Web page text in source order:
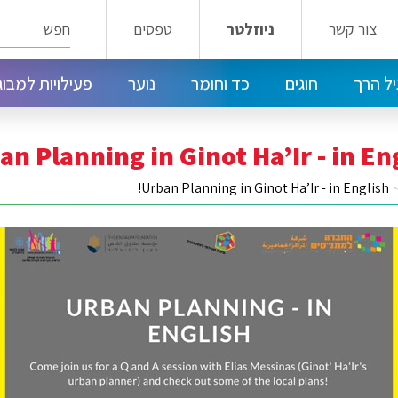
צור קשר ניוזלטר טפסים חפש
הרך חוגים כד וחומר נוער פעילויות
Planning in Ginot Ha’Ir - in
Urban Planning in Ginot Ha’Ir - in English!